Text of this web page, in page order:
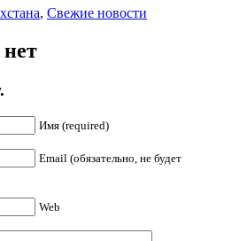
, Свежие новости
Имя (required)
Email (обязательно, не будет
Web